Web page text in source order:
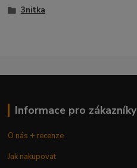
3nitka
Informace pro zákazníky
O nás + recenze
Jak nakupovat